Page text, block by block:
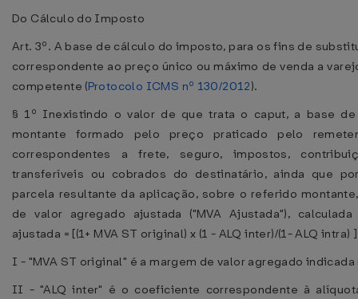
Do Cálculo do Imposto
Art. 3º. A base de cálculo do imposto, para os fins de
correspondente ao preço único ou máximo de venda a
competente (Protocolo ICMS nº 130/2012).
§ 1º Inexistindo o valor de que trata o caput, a base
montante formado pelo preço praticado pelo
correspondentes a frete, seguro, impostos,
transferíveis ou cobrados do destinatário, ainda que
parcela resultante da aplicação, sobre o referido
de valor agregado ajustada ("MVA Ajustada"),
ajustada = [(1+ MVA ST original) x (1 - ALQ inter)/(1- ALQ intra)
I - "MVA ST original" é a margem de valor agregado
II - "ALQ inter" é o coeficiente correspondente à